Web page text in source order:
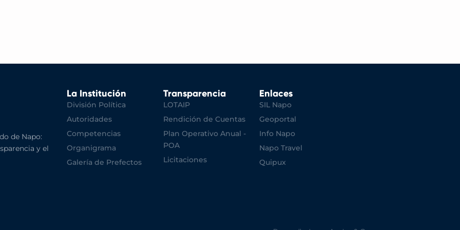
de Napo:
y el
La Institución
División Política
Autoridades
Competencias
Organigrama
Galería de Prefectos
Transparencia
LOTAIP
Rendición de Cuentas
Plan Operativo Anual -
POA
Licitaciones
Enlaces
SIL Napo
Geoportal
Info Napo
Napo Travel
Quipux